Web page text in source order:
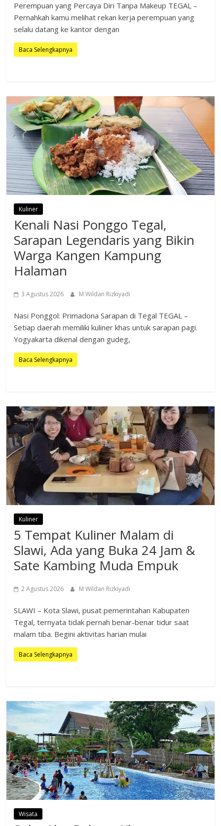
Perempuan yang Percaya Diri Tanpa Makeup TEGAL –
Pernahkah kamu melihat rekan kerja perempuan yang
selalu datang ke kantor dengan
Baca Selengkapnya
Kuliner
Kenali Nasi Ponggo Tegal,
Sarapan Legendaris yang Bikin
Warga Kangen Kampung
Halaman
3 Agustus 2026 M Wildan Rizkiyadi
Nasi Ponggol: Primadona Sarapan di Tegal TEGAL –
Setiap daerah memiliki kuliner khas untuk sarapan pagi.
Yogyakarta dikenal dengan gudeg,
Baca Selengkapnya
Kuliner
5 Tempat Kuliner Malam di
Slawi, Ada yang Buka 24 Jam &
Sate Kambing Muda Empuk
2 Agustus 2026 M Wildan Rizkiyadi
SLAWI – Kota Slawi, pusat pemerintahan Kabupaten
Tegal, ternyata tidak pernah benar-benar tidur saat
malam tiba. Begini aktivitas harian mulai
Baca Selengkapnya
Wisata